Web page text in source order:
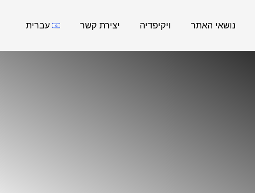
נושאי האתר ויקיפדיה יצירת קשר עברית